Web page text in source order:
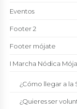
Eventos
Footer 2
Footer mójate
I Marcha Nódica
¿Cómo llegar a la
¿Quieres ser